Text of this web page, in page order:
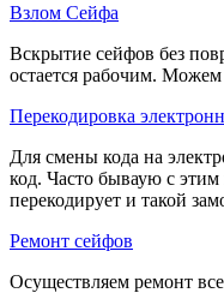
Взлом Сейфа
Вскрытие сейфов без
остается рабочим.
Перекодировка
Для смены кода на
код. Часто бываую с
перекодирует и такой
Ремонт сейфов
Осуществляем ремонт